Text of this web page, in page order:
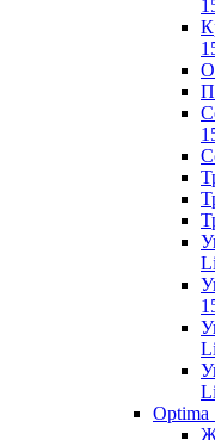
Optima